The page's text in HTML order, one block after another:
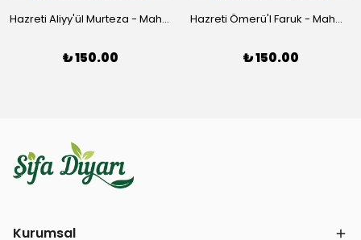
Hazreti Aliyy'ül Murteza - Mahmud Sami Ramazanoğlu
₺ 150.00
Hazreti Ömerü'l Faruk - Mahmud Sami Ramazanoğlu
₺ 150.00
Kurumsal